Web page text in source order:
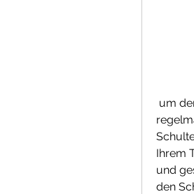
Ihrem
und
den